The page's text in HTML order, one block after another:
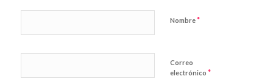
Nombre*
Correo
electrónico *